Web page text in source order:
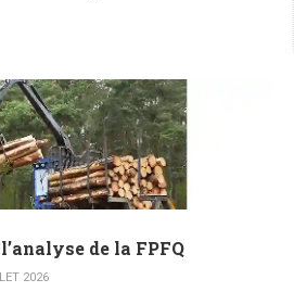
de la FPFQ
2026